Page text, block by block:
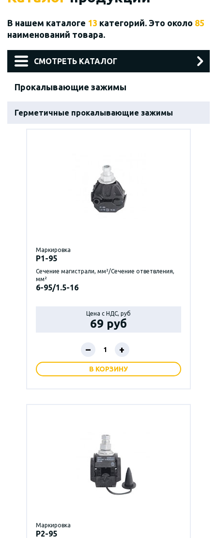
В нашем каталоге 13 категорий. Это около 85
наименований товара.
СМОТРЕТЬ КАТАЛОГ
Прокалывающие зажимы
Герметичные прокалывающие зажимы
Маркировка
P1-95
Сечение магистрали, мм²/Сечение ответвления,
мм²
6-95/1.5-16
Цена с НДС, руб
69 руб
– +
В КОРЗИНУ
Маркировка
P2-95